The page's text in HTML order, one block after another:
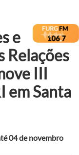
e
Relações
III
em Santa
04 de novembro